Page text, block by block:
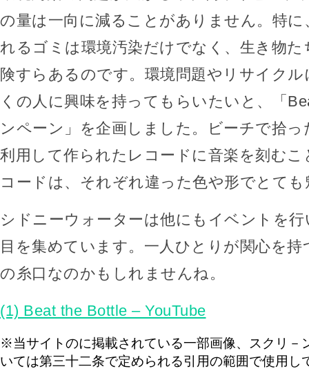
の量は一向に減ることがありません。特
れるゴミは環境汚染だけでなく、生き物
険すらあるのです。環境問題やリサイク
くの人に興味を持ってもらいたいと、「
ンペーン」を企画しました。ビーチで拾
利用して作られたレコードに音楽を刻む
コードは、それぞれ違った色や形でとても
シドニーウォーターは他にもイベントを
目を集めています。一人ひとりが関心を
の糸口なのかもしれませんね。
(1) Beat the Bottle – YouTube
※当サイトのに掲載されている一部画像、スクリ－
いては第三十二条で定められる引用の範囲で使用し